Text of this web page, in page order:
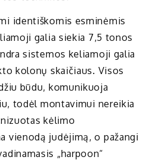
identiškomis esminėmis
galia siekia 7,5 tonos
sistemos keliamoji galia
kolonų skaičiaus. Visos
būdu, komunikuoja
todėl montavimui nereikia
kėlimo
vienodą judėjimą, o pažangi
„harpoon“